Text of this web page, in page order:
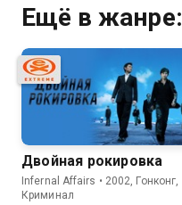
Ещё в жанре:
Двойная рокировка
Infernal Affairs • 2002, Гонконг,
Криминал